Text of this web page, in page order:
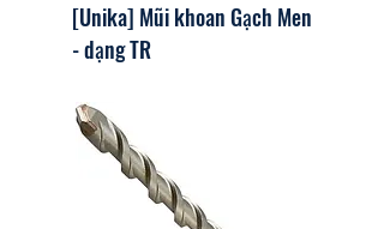
[Unika] Mũi khoan Gạch Men
- dạng TR